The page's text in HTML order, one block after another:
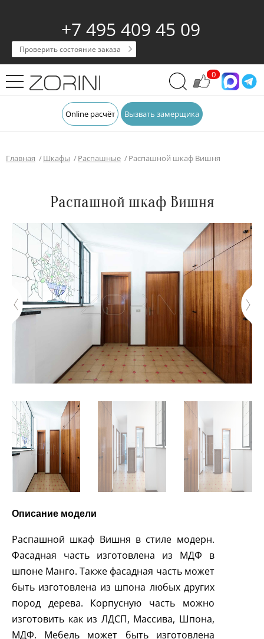
+7 495 409 45 09
Проверить состояние заказа
0
Online расчёт Вызвать замерщика
Главная Шкафы Распашные Распашной шкаф Вишня
Распашной шкаф Вишня
Описание модели
Распашной шкаф Вишня в стиле модерн.
Фасадная часть изготовлена из МДФ в
шпоне Манго. Также фасадная часть может
быть изготовлена из шпона любых других
пород дерева. Корпусную часть можно
изготовить как из ЛДСП, Массива, Шпона,
МДФ. Мебель может быть изготовлена